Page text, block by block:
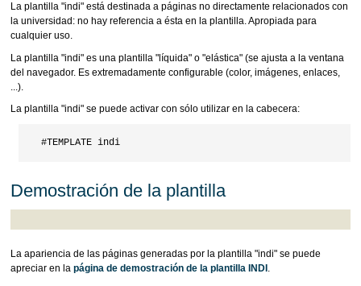
La plantilla "indi" está destinada a páginas no directamente relacionados con
la universidad: no hay referencia a ésta en la plantilla. Apropiada para
cualquier uso.
La plantilla "indi" es una plantilla "líquida" o "elástica" (se ajusta a la ventana
del navegador. Es extremadamente configurable (color, imágenes, enlaces,
...).
La plantilla "indi" se puede activar con sólo utilizar en la cabecera:
Demostración de la plantilla
La apariencia de las páginas generadas por la plantilla "indi" se puede
apreciar en la página de demostración de la plantilla INDI .